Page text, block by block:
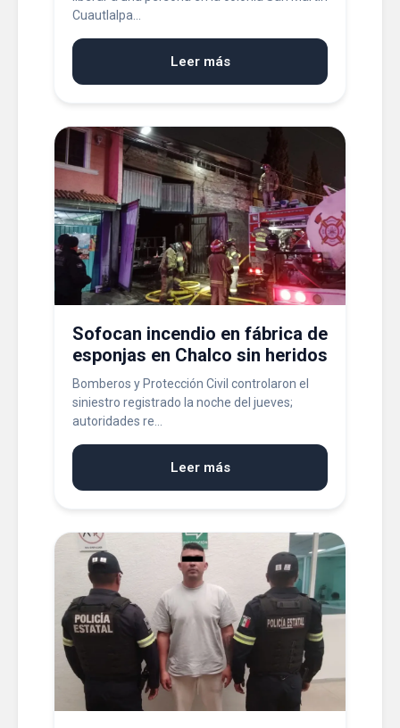
Cuautlalpa...
Leer más
Sofocan incendio en fábrica de
esponjas en Chalco sin heridos
Bomberos y Protección Civil controlaron el
siniestro registrado la noche del jueves;
autoridades re...
Leer más